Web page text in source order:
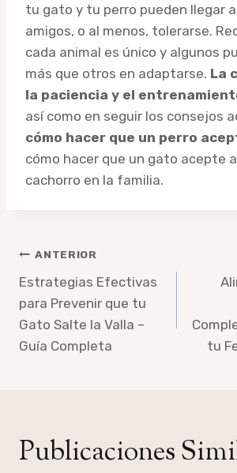
tu gato y tu perro pueden llegar
amigos, o al menos, tolerarse.
cada animal es único y algunos
más que otros en adaptarse. La
la paciencia y el
así como en seguir los consejos
cómo hacer que un perro
cómo hacer que un gato acepte
cachorro en la familia.
Navegación
de
entradas
ANTERIOR
Estrategias Efectivas
para Prevenir que tu
Gato Salte la Valla –
Guía Completa
tu
Publicaciones